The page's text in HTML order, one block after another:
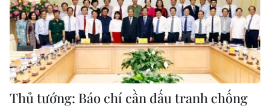
Thủ tướng: Báo chí cần đấu tranh chống